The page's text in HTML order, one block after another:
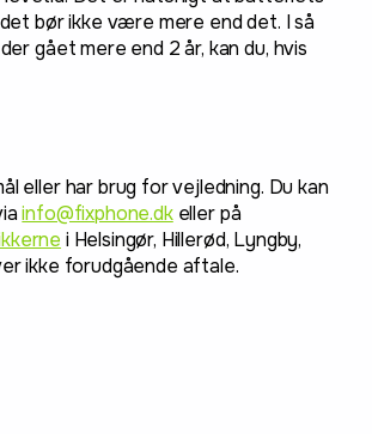
bør ikke være mere end det. I så
gået mere end 2 år, kan du, hvis
eller har brug for vejledning. Du kan
info@fixphone.dkeller på
i Helsingør, Hillerød, Lyngby,
ikke forudgående aftale.